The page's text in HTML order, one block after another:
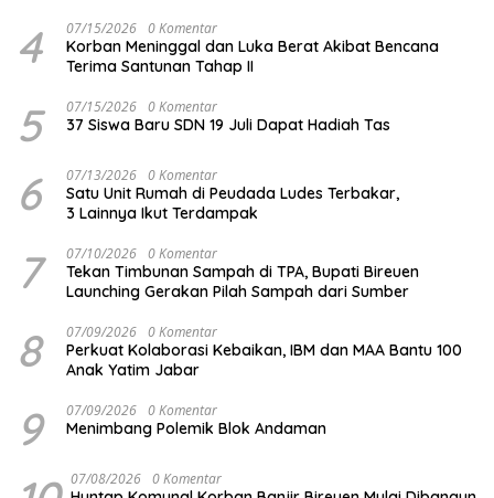
4 07/15/2026 0 Komentar
Korban Meninggal dan Luka Berat Akibat Bencana
Terima Santunan Tahap II
5 07/15/2026 0 Komentar
37 Siswa Baru SDN 19 Juli Dapat Hadiah Tas
6 07/13/2026 0 Komentar
Satu Unit Rumah di Peudada Ludes Terbakar,
3 Lainnya Ikut Terdampak
7 07/10/2026 0 Komentar
Tekan Timbunan Sampah di TPA, Bupati Bireuen
Launching Gerakan Pilah Sampah dari Sumber
8 07/09/2026 0 Komentar
Perkuat Kolaborasi Kebaikan, IBM dan MAA Bantu 100
Anak Yatim Jabar
9 07/09/2026 0 Komentar
Menimbang Polemik Blok Andaman
07/08/2026 0 Komentar